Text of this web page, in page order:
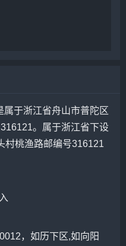
于浙江省舟山市普陀区
。属于浙江省下设
村桃渔路邮编号316121
，如历下区,如向阳